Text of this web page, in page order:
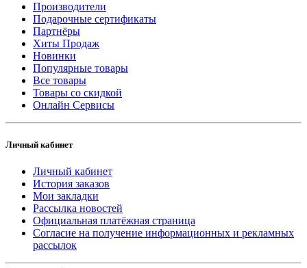
Производители
Подарочные сертификаты
Партнёры
Хиты Продаж
Новинки
Популярные товары
Все товары
Товары со скидкой
Онлайн Сервисы
Личный кабинет
Личный кабинет
История заказов
Мои закладки
Рассылка новостей
Официальная платёжная страница
Согласие на получение информационных и рекламных
рассылок